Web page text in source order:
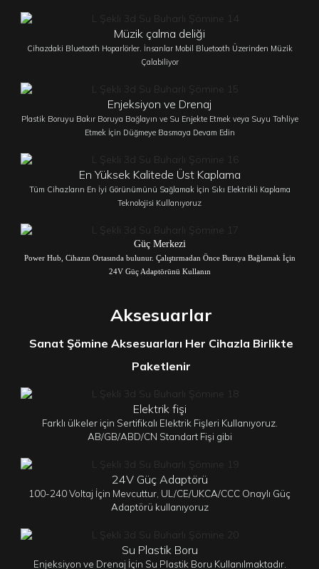
Müzik çalma deliği
Cihazdaki Bluetooth Hoparlörler. İnsanlar Mobil Bluetooth Üzerinden Müzik
Çalabiliyor
Enjeksiyon ve Drenaj
Plastik Boruyu Bakır Boruya Bağlayın ve Su Enjekte Etmek veya Suyu Tahliye
Etmek İçin Düğmeye Basmaya Devam Edin
En Yüksek Kalitede Üst Kaplama
Tüm Cihazların En İyi Görünümünü Sağlamak İçin Sıkı Elektrikli Kaplama
Teknolojisi Kullanıyoruz
Güç Merkezi
Power Hub, Cihazın Ortasında bulunur. Çalıştırmadan Önce Buraya Bağlamak İçin
24V Güç Adaptörünü Kullanın
Aksesuarlar
Sanat Şömine Aksesuarları Her Cihazla Birlikte
Paketlenir
Elektrik fişi
Farklı ülkeler için Sertifikalı Elektrik Fişleri Kullanıyoruz.
AB/GB/ABD/CN Standart Fişi gibi
24V Güç Adaptörü
100-240 Voltaj İçin Mevcuttur, UL/CE/UKCA/CCC Onaylı Güç
Adaptörü kullanıyoruz
Su Plastik Boru
Enjeksiyon ve Drenaj İçin Su Plastik Boru Kullanılmaktadır.